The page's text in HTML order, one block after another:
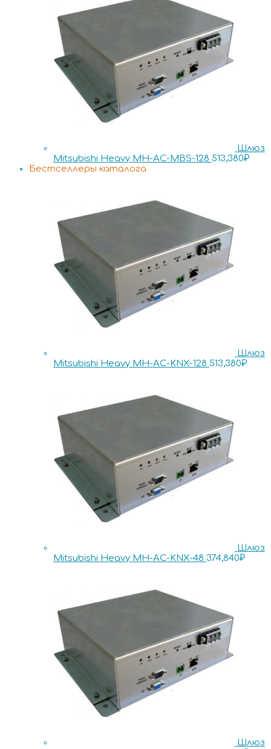
Шлюз
Mitsubishi Heavy MH-AC-MBS-128 513,380₽
Бестселлеры каталога
Шлюз
Mitsubishi Heavy MH-AC-KNX-128 513,380₽
Шлюз
Mitsubishi Heavy MH-AC-KNX-48 374,840₽
Шлюз